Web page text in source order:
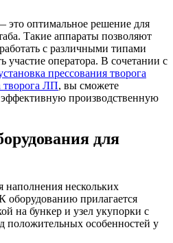
это оптимальное решение для
Такие аппараты позволяют
с различными типами
участие оператора. В сочетании с
прессования творога
творога ЛП, вы сможете
производственную
для
наполнения нескольких
оборудованию прилагается
на бункер и узел укупорки с
особенностей у